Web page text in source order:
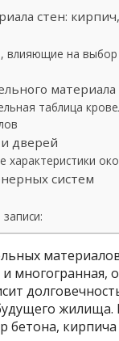
стен:
влияющие на выбор
материала
таблица
дверей
характеристики
систем
многогранная,
бетона,